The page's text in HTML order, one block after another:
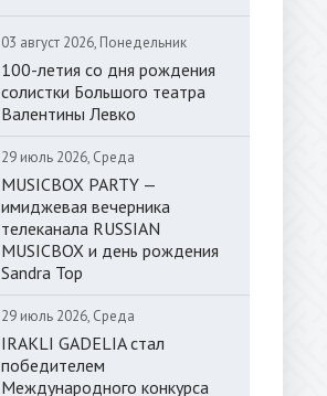
03 август 2026, Понедельник
100-летия со дня рождения
солистки Большого театра
Валентины Левко
29 июль 2026, Среда
MUSICBOX PARTY —
имиджевая вечерника
телеканала RUSSIAN
MUSICBOX и день рождения
Sandra Top
29 июль 2026, Среда
IRAKLI GADELIA стал
победителем
Международного конкурса